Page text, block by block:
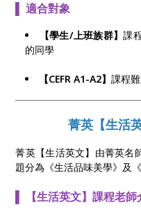
▌ 適合對象
【學生/上班族群】課
的同學
【CEFR A1-A2】課程
菁英【生活
菁英【生活英文】由菁英名
題分為《生活品味美學》及
▌ 【生活英文】課程老師